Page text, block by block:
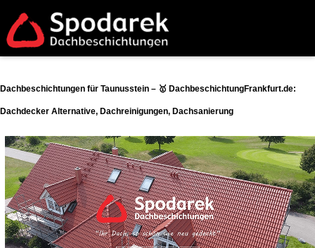
Dachbeschichtungen für Taunusstein – 🥇 DachbeschichtungFrankfurt.de:
Dachdecker Alternative, Dachreinigungen, Dachsanierung